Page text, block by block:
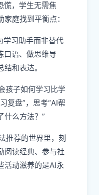
慌，学生无需焦
庭找到平衡点：
学习助手而非替代
口语、做思维导
和表达。
孩子如何学习比学
复盘”，思考“AI帮
什么方法？”
推荐的世界里，刻
阅读经典、参与社
活动滋养的是AI永